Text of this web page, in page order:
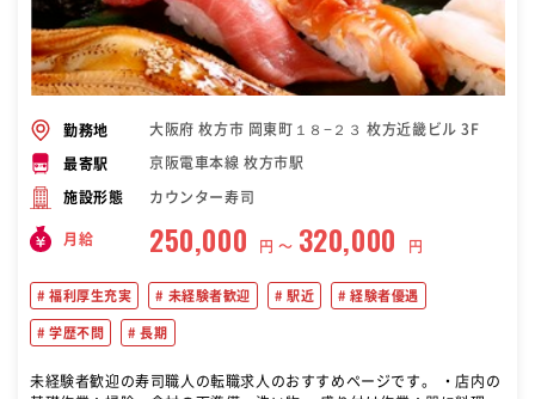
勤務地 大阪府 枚方市 岡東町１８−２３ 枚方近畿ビル 3F
最寄駅 京阪電車本線 枚方市駅
施設形態 カウンター寿司
月給 250,000 円 〜 320,000 円
福利厚生充実 未経験者歓迎 駅近 経験者優遇
学歴不問 長期
未経験者歓迎の寿司職人の転職求人のおすすめページです。 ・店内の